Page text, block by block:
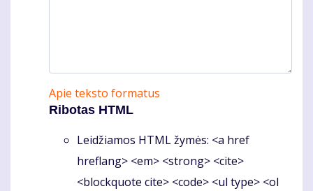
Apie teksto formatus
Ribotas HTML
Leidžiamos HTML žymės: <a href
hreflang> <em> <strong> <cite>
<blockquote cite> <code> <ul type> <ol